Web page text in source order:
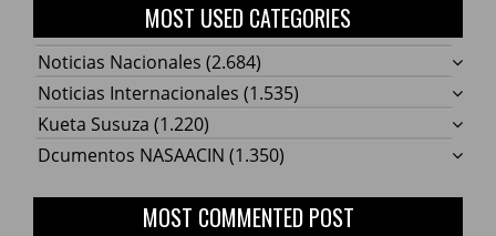
MOST USED CATEGORIES
Noticias Nacionales (2.684)
Noticias Internacionales (1.535)
Kueta Susuza (1.220)
Dcumentos NASAACIN (1.350)
MOST COMMENTED POST